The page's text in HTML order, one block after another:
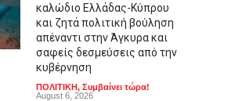
καλώδιο Ελλάδας-Κύπρου
και ζητά πολιτική βούληση
απέναντι στην Άγκυρα και
σαφείς δεσμεύσεις από την
κυβέρνηση
ΠΟΛΙΤΙΚΗ, Συμβαίνει τώρα!
August 6, 2026